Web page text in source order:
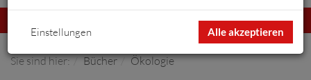
umschalten
Sie sind hier: Bücher
Ökologie
Alle akzeptieren
Einstellungen